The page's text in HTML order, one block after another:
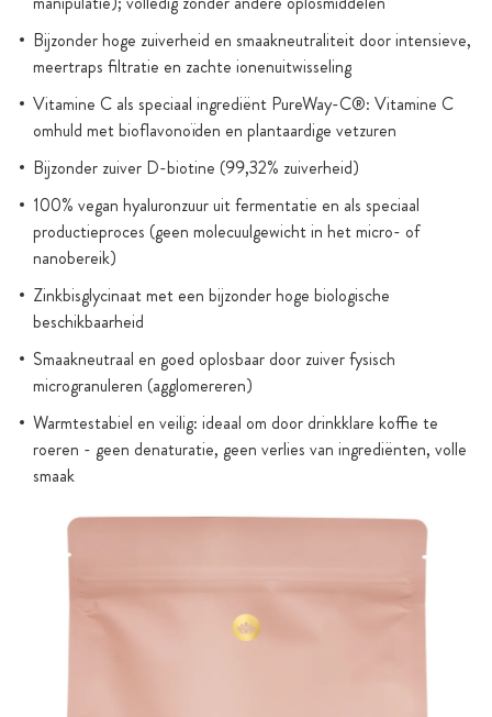
Bijzonder hoge zuiverheid en smaakneutraliteit door intensieve,
meertraps filtratie en zachte ionenuitwisseling
Vitamine C als speciaal ingrediënt PureWay-C®: Vitamine C
omhuld met bioflavonoïden en plantaardige vetzuren
Bijzonder zuiver D-biotine (99,32% zuiverheid)
100% vegan hyaluronzuur uit fermentatie en als speciaal
productieproces (geen molecuulgewicht in het micro- of
nanobereik)
Zinkbisglycinaat met een bijzonder hoge biologische
beschikbaarheid
Smaakneutraal en goed oplosbaar door zuiver fysisch
microgranuleren (agglomereren)
Warmtestabiel en veilig: ideaal om door drinkklare koffie te
roeren - geen denaturatie, geen verlies van ingrediënten, volle
smaak